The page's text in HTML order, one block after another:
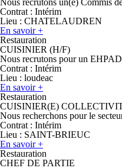
Nous recrutons un(e) Commis
Contrat : Intérim
Lieu : CHATELAUDREN
En savoir +
Restauration
CUISINIER (H/F)
Nous recrutons pour un
Contrat : Intérim
Lieu : loudeac
En savoir +
Restauration
CUISINIER(E)
Nous recherchons pour le
Contrat : Intérim
Lieu : SAINT-BRIEUC
En savoir +
Restauration
CHEF DE PARTIE